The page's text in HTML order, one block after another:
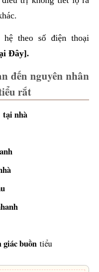
theo số điện thoại
Đây].
đến nguyên nhân
rắt
tại nhà
giác buồn tiểu